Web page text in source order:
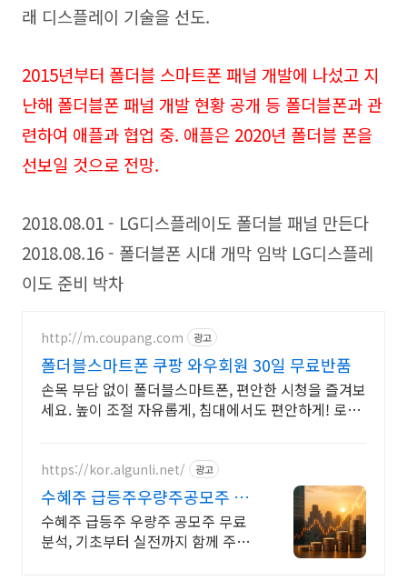
래 디스플레이 기술을 선도.
2015년부터 폴더블 스마트폰 패널 개발에 나섰고 지
난해 폴더블폰 패널 개발 현황 공개 등 폴더블폰과 관
련하여 애플과 협업 중. 애플은 2020년 폴더블 폰을
선보일 것으로 전망.
2018.08.01 - LG디스플레이도 폴더블 패널 만든다
2018.08.16 - 폴더블폰 시대 개막 임박 LG디스플레
이도 준비 박차
http://m.coupang.com 광고
폴더블스마트폰 쿠팡 와우회원 30일 무료반품
손목 부담 없이 폴더블스마트폰, 편안한 시청을 즐겨보
세요. 높이 조절 자유롭게, 침대에서도 편안하게! 로켓
https://kor.algunli.net/ 광고
수혜주 급등주우량주공모주 추
우량주 무료 공유
수혜주 급등주 우량주 공모주 무료
분석, 기초부터 실전까지 함께 주식